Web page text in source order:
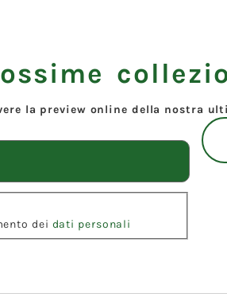
la preview online della nostra
dei dati personali